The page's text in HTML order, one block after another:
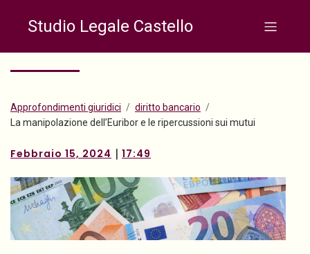
Studio Legale Castello
Approfondimenti giuridici
diritto bancario
La manipolazione dell’Euribor e le ripercussioni sui mutui
Febbraio 15, 2024 | 17:49